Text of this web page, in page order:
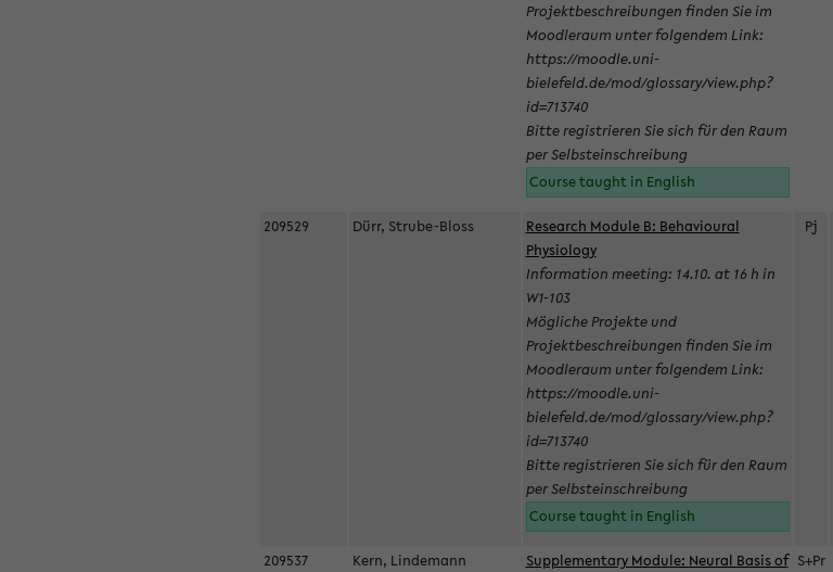
Projektbeschreibungen finden Sie im
Moodleraum unter folgendem Link:
https://moodle.uni-
bielefeld.de/mod/glossary/view.php?
id=713740
Bitte registrieren Sie sich für den Raum
per Selbsteinschreibung
Course taught in English
209529 Dürr, Strube-Bloss
Research Module B: Behavioural
Physiology
Information meeting: 14.10. at 16 h in
W1-103
Mögliche Projekte und
Projektbeschreibungen finden Sie im
Moodleraum unter folgendem Link:
https://moodle.uni-
bielefeld.de/mod/glossary/view.php?
id=713740
Bitte registrieren Sie sich für den Raum
per Selbsteinschreibung
Course taught in English
Pj
209537 Kern, Lindemann
Supplementary Module: Neural Basis of S+Pr